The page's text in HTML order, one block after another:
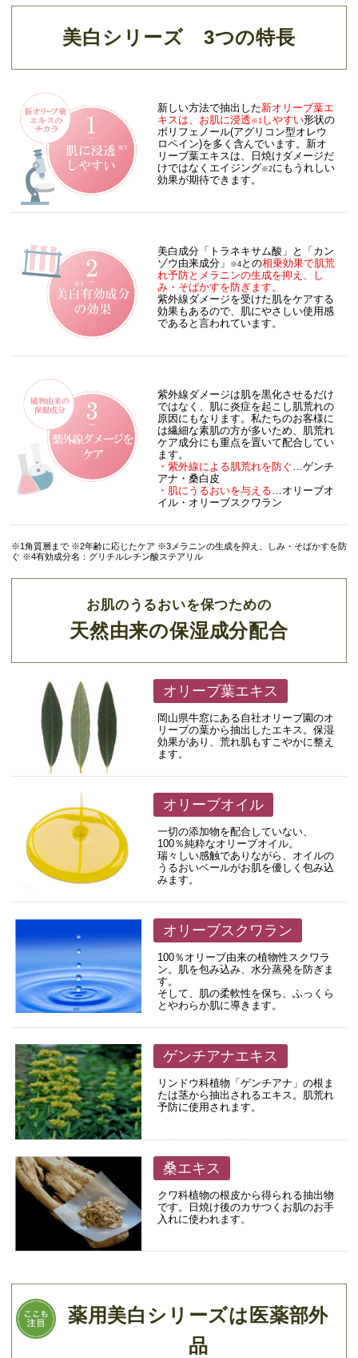
美白シリーズ 3つの特長
新しい方法で抽出した新オリーブ葉エ
キスは、お肌に浸透 ※1 しやすい形状の
ポリフェノール(アグリコン型オレウ
ロペイン)を多く含んでいます。新オ
リーブ葉エキスは、日焼けダメージだ
けではなくエイジング※2にもうれしい
効果が期待できます。
美白成分「トラネキサム酸」と「カン
ゾウ由来成分」
※4 との相乗効果で肌荒
れ予防とメラニンの生成を抑え、し
み・そばかすを防ぎます。
紫外線ダメージを受けた肌をケアする
効果もあるので、肌にやさしい使用感
であると言われています。
紫外線ダメージは肌を黒化させるだけ
ではなく、肌に炎症を起こし肌荒れの
原因にもなります。私たちのお客様に
は繊細な素肌の方が多いため、肌荒れ
ケア成分にも重点を置いて配合してい
ます。
・紫外線による肌荒れを防ぐ …ゲンチ
アナ・桑白皮
・肌にうるおいを与える …オリーブオ
イル・オリーブスクワラン
※1角質層まで ※2年齢に応じたケア ※3メラニンの生成を抑え、しみ・そばかすを防
ぐ ※4有効成分名：グリチルレチン酸ステアリル
お肌のうるおいを保つための
天然由来の保湿成分配合
オリーブ葉エキス
岡山県牛窓にある自社オリーブ園のオ
リーブの葉から抽出したエキス。保湿
効果があり、荒れ肌もすこやかに整え
ます。
オリーブオイル
一切の添加物を配合していない、
100％純粋なオリーブオイル。
瑞々しい感触でありながら、オイルの
うるおいベールがお肌を優しく包み込
みます。
オリーブスクワラン
100％オリーブ由来の植物性スクワラ
ン。肌を包み込み、水分蒸発を防ぎま
す。
そして、肌の柔軟性を保ち、ふっくら
とやわらか肌に導きます。
ゲンチアナエキス
リンドウ科植物「ゲンチアナ」の根ま
たは茎から抽出されるエキス。肌荒れ
予防に使用されます。
桑エキス
クワ科植物の根皮から得られる抽出物
です。日焼け後のカサつくお肌のお手
入れに使われます。
薬用美白シリーズは医薬部外
品